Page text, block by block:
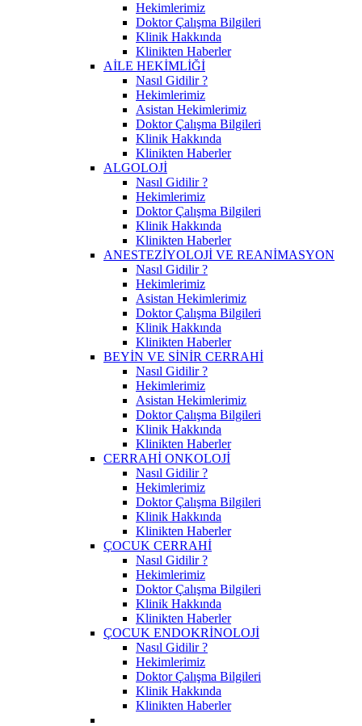
Hekimlerimiz
Doktor Çalışma Bilgileri
Klinik Hakkında
Klinikten Haberler
AİLE HEKİMLİĞİ
Nasıl Gidilir ?
Hekimlerimiz
Asistan Hekimlerimiz
Doktor Çalışma Bilgileri
Klinik Hakkında
Klinikten Haberler
ALGOLOJİ
Nasıl Gidilir ?
Hekimlerimiz
Doktor Çalışma Bilgileri
Klinik Hakkında
Klinikten Haberler
ANESTEZİYOLOJİ VE REANİMASYON
Nasıl Gidilir ?
Hekimlerimiz
Asistan Hekimlerimiz
Doktor Çalışma Bilgileri
Klinik Hakkında
Klinikten Haberler
BEYİN VE SİNİR CERRAHİ
Nasıl Gidilir ?
Hekimlerimiz
Asistan Hekimlerimiz
Doktor Çalışma Bilgileri
Klinik Hakkında
Klinikten Haberler
CERRAHİ ONKOLOJİ
Nasıl Gidilir ?
Hekimlerimiz
Doktor Çalışma Bilgileri
Klinik Hakkında
Klinikten Haberler
ÇOCUK CERRAHİ
Nasıl Gidilir ?
Hekimlerimiz
Doktor Çalışma Bilgileri
Klinik Hakkında
Klinikten Haberler
ÇOCUK ENDOKRİNOLOJİ
Nasıl Gidilir ?
Hekimlerimiz
Doktor Çalışma Bilgileri
Klinik Hakkında
Klinikten Haberler